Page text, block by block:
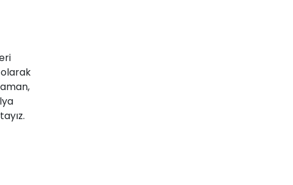
olarak